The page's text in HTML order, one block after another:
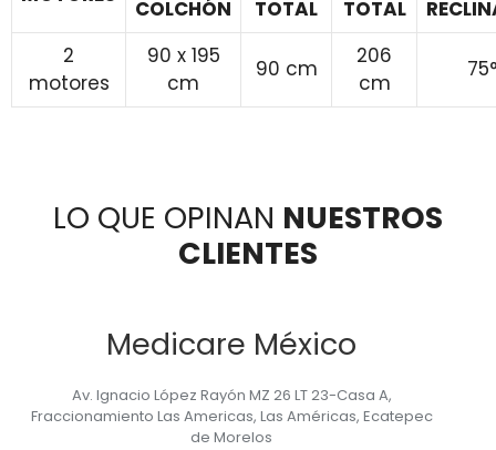
COLCHÓN TOTAL TOTAL
2
motores
90 x 195
cm
90 cm
206
cm
LO QUE OPINAN NUESTROS
CLIENTES
Medicare México
Av. Ignacio López Rayón MZ 26 LT 23-Casa A,
Fraccionamiento Las Americas, Las Américas, Ecatepec
de Morelos